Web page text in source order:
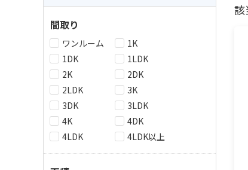
該
間取り
ワンルーム
1K
1DK
1LDK
2K
2DK
2LDK
3K
3DK
3LDK
4K
4DK
4LDK
4LDK以上